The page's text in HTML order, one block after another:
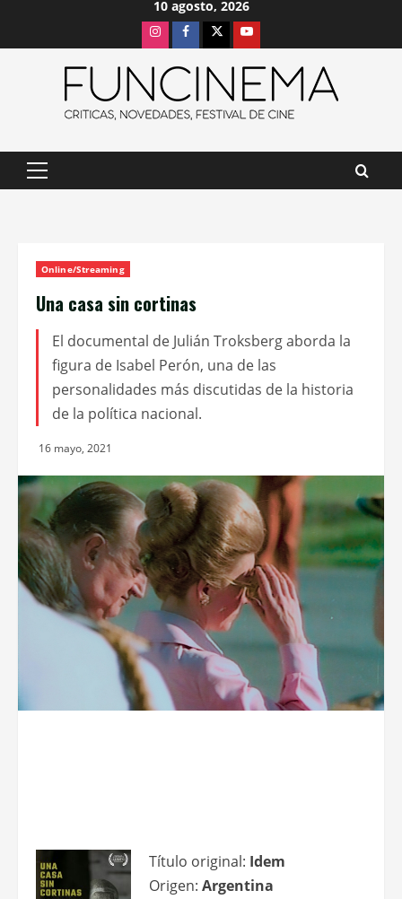
10 agosto, 2026
InstagramFacebook
X Youtube
Menú
Online/Streaming
Una casa sin cortinas
El documental de Julián Troksberg aborda la
figura de Isabel Perón, una de las
personalidades más discutidas de la historia
de la política nacional.
16 mayo, 2021
Título original: Idem
Origen: Argentina